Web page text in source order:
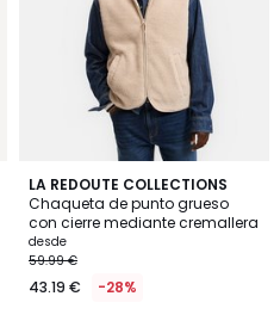
LA REDOUTE COLLECTIONS
Chaqueta de punto grueso
con cierre mediante cremallera
desde
59.99 €
43.19 € -28%
5
/
5
2
Colores